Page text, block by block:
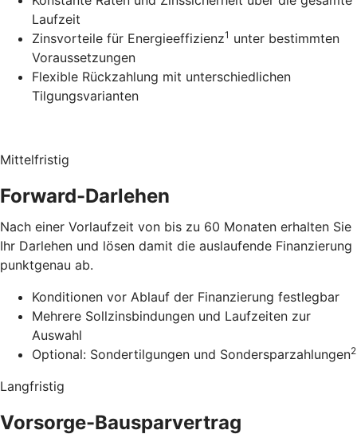
Laufzeit
Zinsvorteile für Energieeffizienz1 unter bestimmten
Voraussetzungen
Flexible Rückzahlung mit unterschiedlichen
Tilgungsvarianten
Mittelfristig
Forward-Darlehen
Nach einer Vorlaufzeit von bis zu 60 Monaten erhalten Sie
Ihr Darlehen und lösen damit die auslaufende Finanzierung
punktgenau ab.
Konditionen vor Ablauf der Finanzierung festlegbar
Mehrere Sollzinsbindungen und Laufzeiten zur
Auswahl
Optional: Sondertilgungen und Sondersparzahlungen2
Langfristig
Vorsorge-Bausparvertrag